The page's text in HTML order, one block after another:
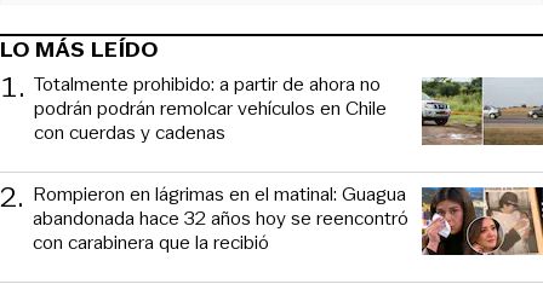
LO MÁS LEÍDO
1. Totalmente prohibido: a partir de ahora no
podrán podrán remolcar vehículos en Chile
con cuerdas y cadenas
2. Rompieron en lágrimas en el matinal: Guagua
abandonada hace 32 años hoy se reencontró
con carabinera que la recibió